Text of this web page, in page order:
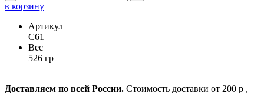
в корзину
Артикул
C61
Вес
526 гр
Доставляем по всей России. Стоимость доставки от 200 р ,